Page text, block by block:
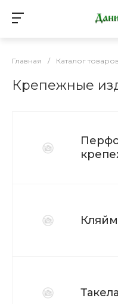
Главная / Каталог товаров
Крепежные